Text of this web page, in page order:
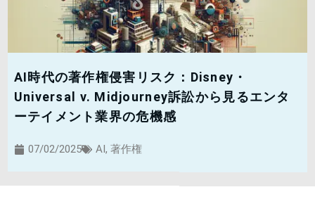
AI時代の著作権侵害リスク：Disney・
Universal v. Midjourney訴訟から見るエンタ
ーテイメント業界の危機感
07/02/2025 AI, 著作権